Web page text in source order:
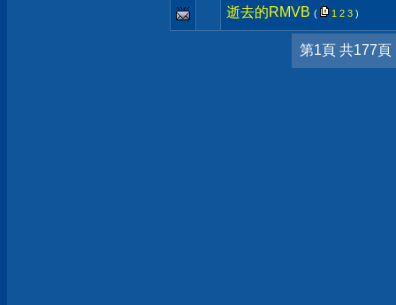
逝去的RMVB ( 1 2 3 )
第1頁 共177頁